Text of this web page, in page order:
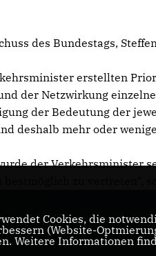
des Bundestags,
erstellten
der Netzwirkung
der Bedeutung der
deshalb mehr oder
der Verkehrsminister
Sie Informationen über
MdL
Cookies, die
(Website-
Weitere Informationen